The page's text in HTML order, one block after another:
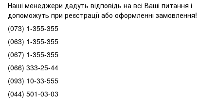
Наші менеджери дадуть відповідь на всі Ваші питання і
допоможуть при реєстрації або оформленні замовлення!
(073) 1-355-355
(063) 1-355-355
(067) 1-355-355
(066) 333-25-44
(093) 10-33-555
(044) 501-03-03